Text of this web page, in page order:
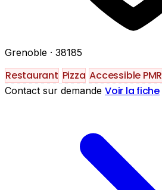
Grenoble · 38185
Restaurant Pizza Accessible PMR
Contact sur demande Voir la fiche